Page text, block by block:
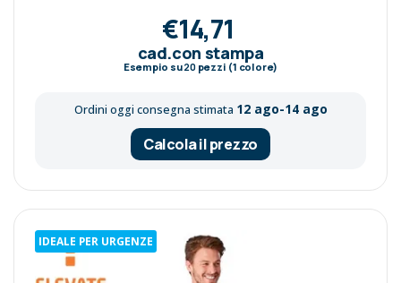
€14,71
cad.con stampa
Esempio su20pezzi (1 colore)
Ordini oggi consegna stimata 12 ago-14 ago
Calcola il prezzo
IDEALE PER URGENZE